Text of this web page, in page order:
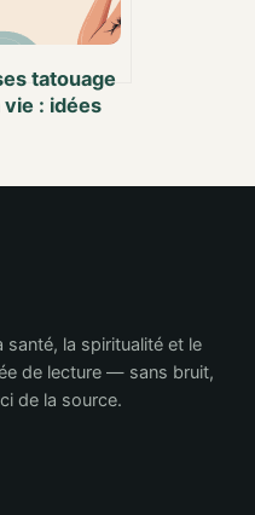
tatouage
vie : idées
la spiritualité et le
de lecture — sans bruit,
de la source.